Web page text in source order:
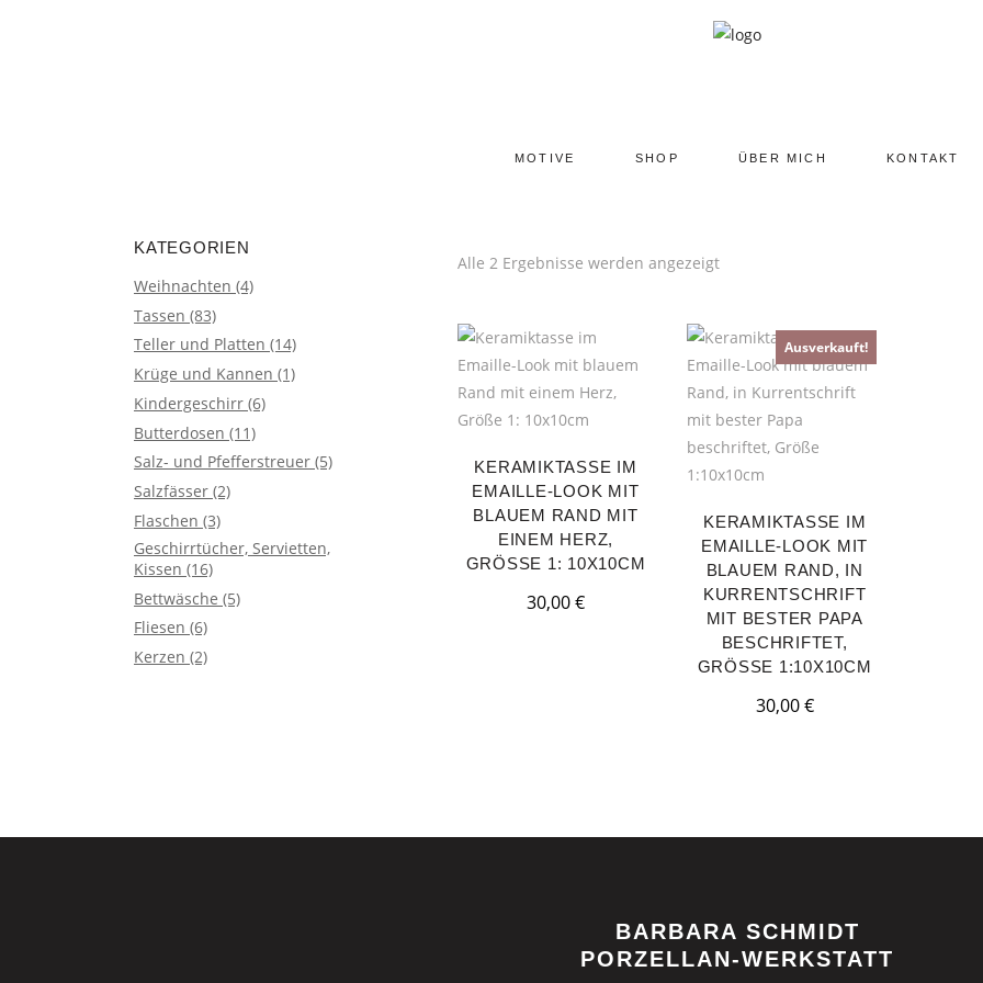
MOTIVE SHOP ÜBER MICH KONTAKT
Alle 2 Ergebnisse werden angezeigt
KERAMIKTASSE IM
EMAILLE-LOOK MIT
BLAUEM RAND MIT
EINEM HERZ,
GRÖSSE 1: 10X10CM
30,00€
Ausverkauft!
KERAMIKTASSE IM
EMAILLE-LOOK MIT
BLAUEM RAND, IN
KURRENTSCHRIFT
MIT BESTER PAPA
BESCHRIFTET,
GRÖSSE 1:10X10CM
30,00€
KATEGORIEN
Weihnachten (4)
Tassen (83)
Teller und Platten (14)
Krüge und Kannen (1)
Kindergeschirr (6)
Butterdosen (11)
Salz- und Pfefferstreuer (5)
Salzfässer (2)
Flaschen (3)
Geschirrtücher, Servietten,
Kissen (16)
Bettwäsche (5)
Fliesen (6)
Kerzen (2)
BARBARA SCHMIDT
PORZELLAN-WERKSTATT